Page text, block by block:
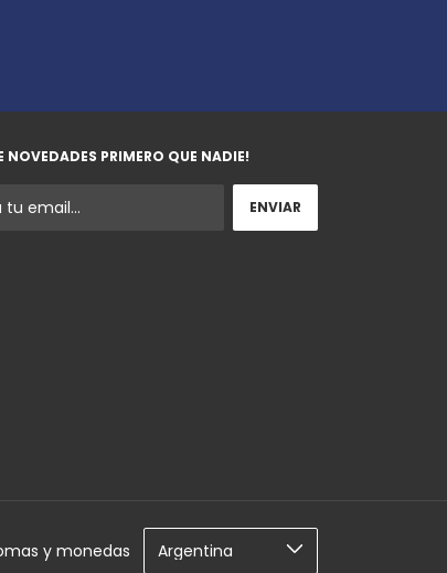
NOVEDADES PRIMERO QUE NADIE!
y monedas